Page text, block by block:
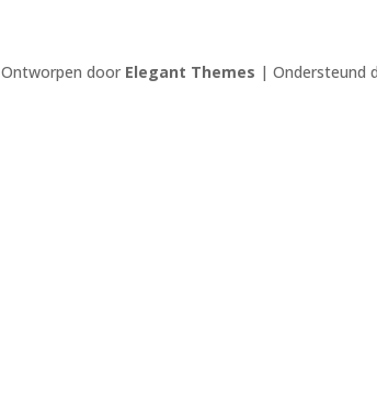
Ontworpen door Elegant Themes | Ondersteund